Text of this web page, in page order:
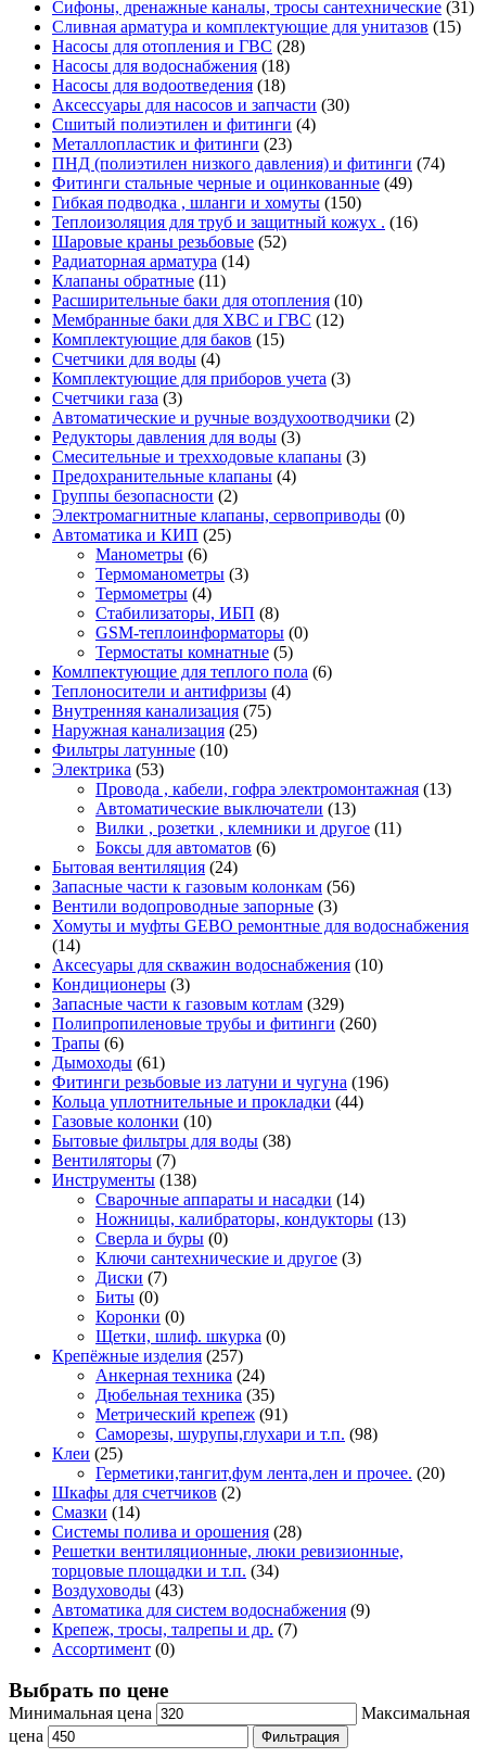
Сифоны, дренажные каналы, тросы сантехнические (31)
Сливная арматура и комплектующие для унитазов (15)
Насосы для отопления и ГВС (28)
Насосы для водоснабжения (18)
Насосы для водоотведения (18)
Аксессуары для насосов и запчасти (30)
Сшитый полиэтилен и фитинги (4)
Металлопластик и фитинги (23)
ПНД (полиэтилен низкого давления) и фитинги (74)
Фитинги стальные черные и оцинкованные (49)
Гибкая подводка , шланги и хомуты (150)
Теплоизоляция для труб и защитный кожух . (16)
Шаровые краны резьбовые (52)
Радиаторная арматура (14)
Клапаны обратные (11)
Расширительные баки для отопления (10)
Мембранные баки для ХВС и ГВС (12)
Комплектующие для баков (15)
Счетчики для воды (4)
Комплектующие для приборов учета (3)
Счетчики газа (3)
Автоматические и ручные воздухоотводчики (2)
Редукторы давления для воды (3)
Смесительные и трехходовые клапаны (3)
Предохранительные клапаны (4)
Группы безопасности (2)
Электромагнитные клапаны, сервоприводы (0)
Автоматика и КИП (25)
Манометры (6)
Термоманометры (3)
Термометры (4)
Стабилизаторы, ИБП (8)
GSM-теплоинформаторы (0)
Термостаты комнатные (5)
Комлпектующие для теплого пола (6)
Теплоносители и антифризы (4)
Внутренняя канализация (75)
Наружная канализация (25)
Фильтры латунные (10)
Электрика (53)
Провода , кабели, гофра электромонтажная (13)
Автоматические выключатели (13)
Вилки , розетки , клемники и другое (11)
Боксы для автоматов (6)
Бытовая вентиляция (24)
Запасные части к газовым колонкам (56)
Вентили водопроводные запорные (3)
Хомуты и муфты GEBO ремонтные для водоснабжения
(14)
Аксесуары для скважин водоснабжения (10)
Кондиционеры (3)
Запасные части к газовым котлам (329)
Полипропиленовые трубы и фитинги (260)
Трапы (6)
Дымоходы (61)
Фитинги резьбовые из латуни и чугуна (196)
Кольца уплотнительные и прокладки (44)
Газовые колонки (10)
Бытовые фильтры для воды (38)
Вентиляторы (7)
Инструменты (138)
Сварочные аппараты и насадки (14)
Ножницы, калибраторы, кондукторы (13)
Сверла и буры (0)
Ключи сантехнические и другое (3)
Диски (7)
Биты (0)
Коронки (0)
Щетки, шлиф. шкурка (0)
Крепёжные изделия (257)
Анкерная техника (24)
Дюбельная техника (35)
Метрический крепеж (91)
Саморезы, шурупы,глухари и т.п. (98)
Клеи (25)
Герметики,тангит,фум лента,лен и прочее. (20)
Шкафы для счетчиков (2)
Смазки (14)
Системы полива и орошения (28)
Решетки вентиляционные, люки ревизионные,
торцовые площадки и т.п. (34)
Воздуховоды (43)
Автоматика для систем водоснабжения (9)
Крепеж, тросы, талрепы и др. (7)
Ассортимент (0)
Выбрать по цене
Минимальная цена
Максимальная
цена
Фильтрация